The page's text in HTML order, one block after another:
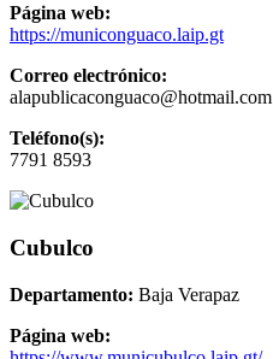
Página web:
https://municonguaco.laip.gt
Correo electrónico:
alapublicaconguaco@hotmail.com
Teléfono(s):
7791 8593
Cubulco
Departamento: Baja Verapaz
Página web: